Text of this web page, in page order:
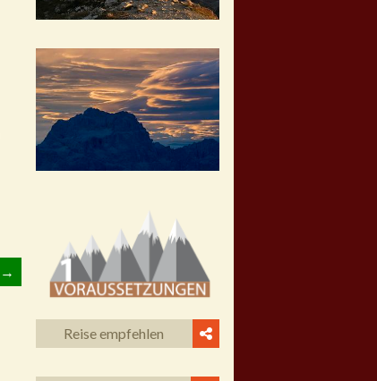
→
Reise empfehlen